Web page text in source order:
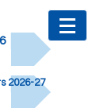
2026-27